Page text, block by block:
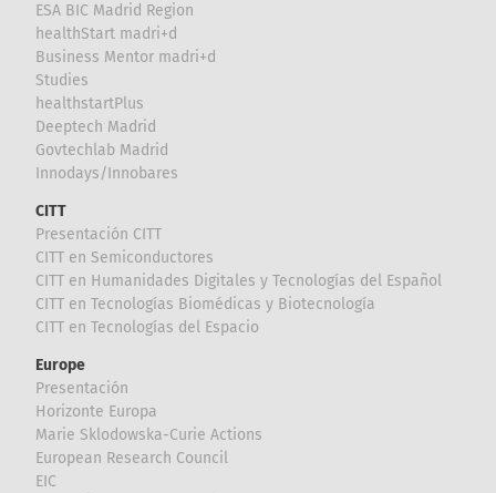
ESA BIC Madrid Region
healthStart madri+d
Business Mentor madri+d
Studies
healthstartPlus
Deeptech Madrid
Govtechlab Madrid
Innodays/Innobares
CITT
Presentación CITT
CITT en Semiconductores
CITT en Humanidades Digitales y Tecnologías del Español
CITT en Tecnologías Biomédicas y Biotecnología
CITT en Tecnologías del Espacio
Europe
Presentación
Horizonte Europa
Marie Sklodowska-Curie Actions
European Research Council
EIC